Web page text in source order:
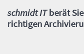
schmidt ITberät
richtigen